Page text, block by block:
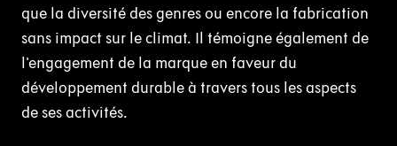
que la diversité des genres ou encore la fabrication
sans impact sur le climat. Il témoigne également de
l'engagement de la marque en faveur du
développement durable à travers tous les aspects
de ses activités.